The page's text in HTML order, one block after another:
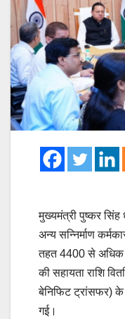
मुख्यमंत्री पुष्कर सिंह
अन्य सन्निर्माण
तहत 4400 से अधिक
की सहायता राशि
बेनिफिट ट्रांसफर) के
गई।